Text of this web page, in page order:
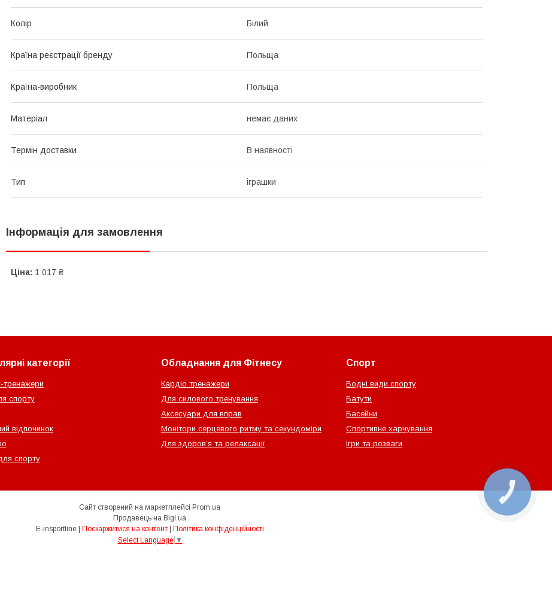
Колір Білий
Країна реєстрації бренду Польща
Країна-виробник Польща
Матеріал немає даних
Термін доставки В наявності
Тип іграшки
Інформація для замовлення
Ціна: 1 017 ₴
категорії
тренажери
спорту
відпочинок
спорту
Обладнання для Фітнесу
Кардіо тренажери
Для силового тренування
Аксесуари для вправ
Монітори серцевого ритму та секундоміри
Для здоров’я та релаксації
Спорт
Водні види спорту
Батути
Басейни
Спортивне харчування
Ігри та розваги
Сайт створений на маркетплейсі Prom.ua
Продавець на Bigl.ua
Поскаржитися на контент
Політика конфіденційності
Select Language ▼
КНОПКА
ЗВ'ЯЗКУ